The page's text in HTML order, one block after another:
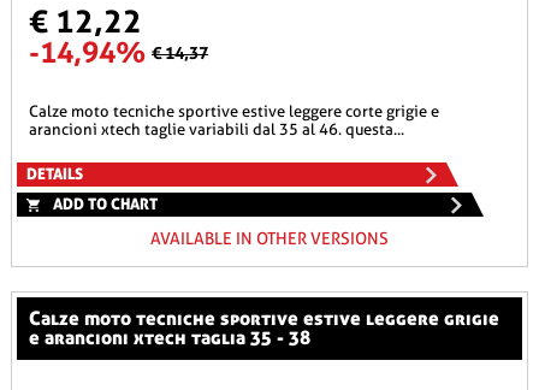
€ 12,22
-14,94% € 14,37
calze moto tecniche sportive estive leggere corte grigie e
arancioni xtech taglie variabili dal 35 al 46. questa...
DETAILS
ADD TO CHART
AVAILABLE IN OTHER VERSIONS
calze moto tecniche sportive estive leggere grigie
e arancioni xtech taglia 35 - 38